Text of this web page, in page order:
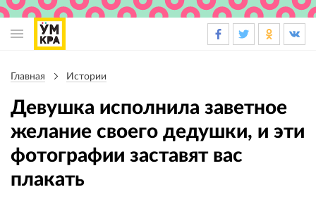
навигации
Главная Истории
Девушка исполнила заветное
желание своего дедушки, и эти
фотографии заставят вас
плакать